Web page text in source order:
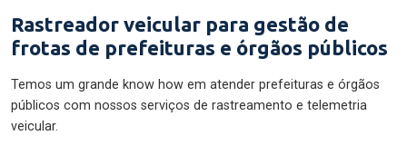
Rastreador veicular para gestão de
frotas de prefeituras e órgãos públicos
Temos um grande know how em atender prefeituras e órgãos
públicos com nossos serviços de rastreamento e telemetria
veicular.